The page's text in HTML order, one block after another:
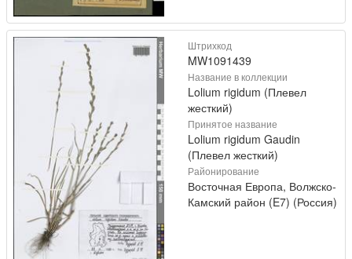
Штрихкод
MW1091439
Название в коллекции
Lolium rigidum (Плевел
жесткий)
Принятое название
Lolium rigidum Gaudin
(Плевел жесткий)
Районирование
Восточная Европа, Волжско-
Камский район (E7) (Россия)